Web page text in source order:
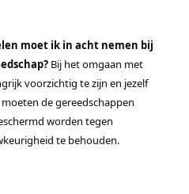
moet ik in acht nemen bij
Bij het omgaan met
voorzichtig te zijn en jezelf
de gereedschappen
worden tegen
te behouden.